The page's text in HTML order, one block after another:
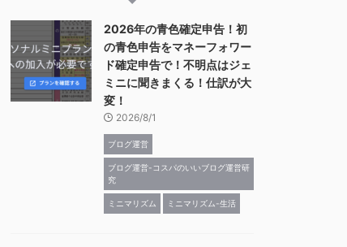
2026年の青色確定申告！初
の青色申告をマネーフォワー
ド確定申告で！不明点はジェ
ミニに聞きまくる！仕訳が大
変！
2026/8/1
ブログ運営
ブログ運営-コスパのいいブログ運営研
究
ミニマリズム ミニマリズム-生活